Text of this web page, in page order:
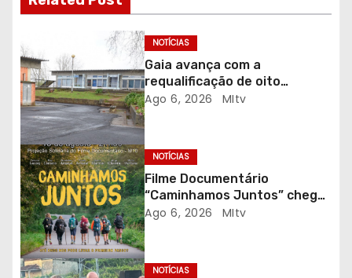
d
e
a
r
t
i
g
NOTÍCIAS
Gaia avança com a
requalificação de oito
escolas prioritárias
Ago 6, 2026 MItv
NOTÍCIAS
Filme Documentário
“Caminhamos Juntos” chega
ao Auditório do C.E.R. Vagos
Ago 6, 2026 MItv
NOTÍCIAS